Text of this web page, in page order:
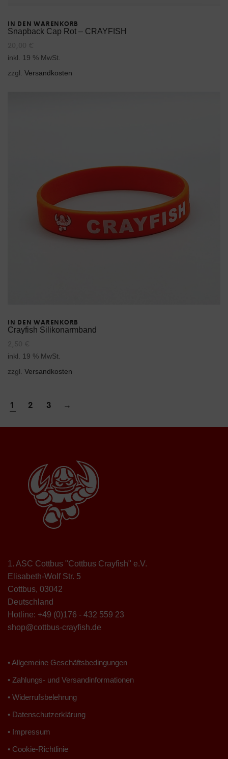
IN DEN WARENKORB
Snapback Cap Rot – CRAYFISH
inkl. 19 % MwSt.
zzgl. Versandkosten
IN DEN WARENKORB
Crayfish Silikonarmband
inkl. 19 % MwSt.
zzgl. Versandkosten
1 2 3 →
1. ASC Cottbus "Cottbus Crayfish" e.V.
Elisabeth-Wolf Str. 5
Cottbus, 03042
Deutschland
Hotline: +49 (0)176 - 432 559 23
shop@cottbus-crayfish.de
• Allgemeine Geschäftsbedingungen
• Zahlungs- und Versandinformationen
• Widerrufsbelehrung
• Datenschutzerklärung
• Impressum
• Cookie-Richtlinie